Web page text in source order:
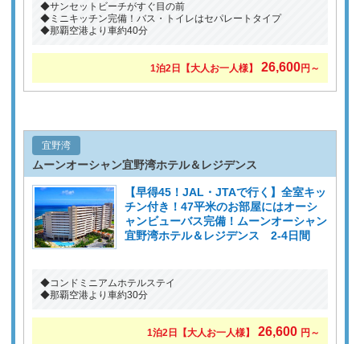
◆サンセットビーチがすぐ目の前
◆ミニキッチン完備！バス・トイレはセパレートタイプ
◆那覇空港より車約40分
1泊2日 【大人お一人様】 26,600円～
宜野湾
ムーンオーシャン宜野湾ホテル＆レジデンス
【早得45！JAL・JTAで行く】全室キッ
チン付き！47平米のお部屋にはオーシ
ャンビューバス完備！ムーンオーシャン
宜野湾ホテル＆レジデンス 2-4日間
◆コンドミニアムホテルステイ
◆那覇空港より車約30分
1泊2日 【大人お一人様】 26,600 円～